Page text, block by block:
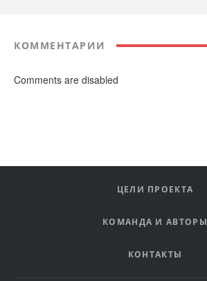
КОММЕНТАРИИ
Comments are disabled
ЦЕЛИ ПРОЕКТА
КОМАНДА И АВТОРЫ
КОНТАКТЫ